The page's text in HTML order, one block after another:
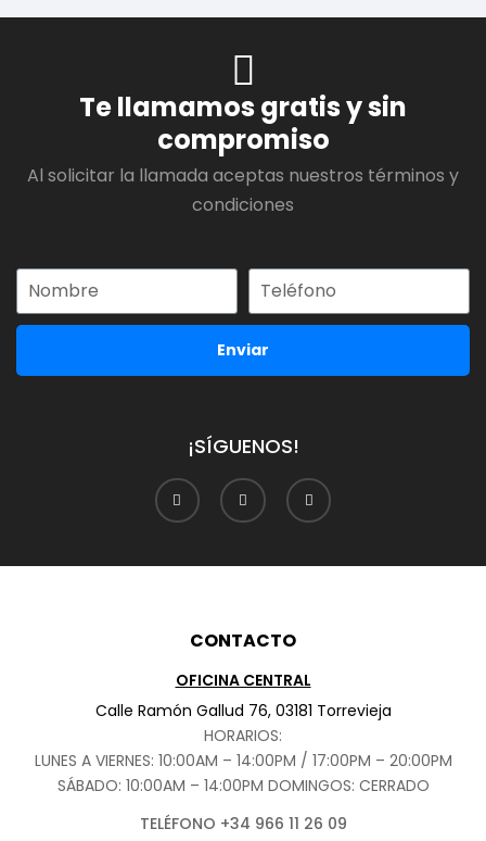
Te llamamos gratis y sin
compromiso
Al solicitar la llamada aceptas nuestros términos y
condiciones
Enviar
¡SÍGUENOS!
CONTACTO
OFICINA CENTRAL
Calle Ramón Gallud 76, 03181 Torrevieja
HORARIOS:
LUNES A VIERNES: 10:00AM – 14:00PM / 17:00PM – 20:00PM
SÁBADO: 10:00AM – 14:00PM DOMINGOS: CERRADO
TELÉFONO +34 966 11 26 09